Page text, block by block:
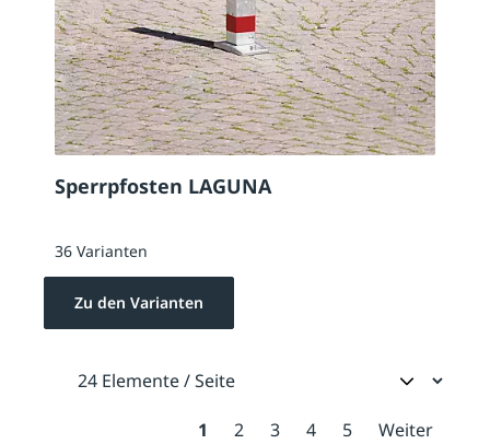
Sperrpfosten LAGUNA
36 Varianten
Zu den Varianten
1 2 3 4 5 Weiter